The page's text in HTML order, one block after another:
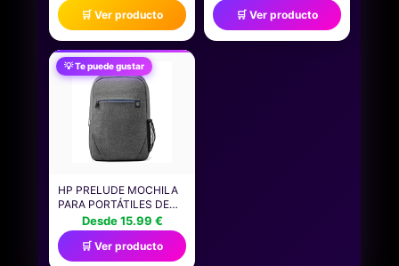
🛒 Ver producto
VÁLVULA DE AJUSTE
PARA EL PASO DEL
AGUA
🛒 Ver producto
💡 Te puede gustar
HP PRELUDE MOCHILA
PARA PORTÁTILES DE
HASTA 15,6" - (TEJIDO
RESISTENTE AL AGUA,
BOLSILLO PROTECTOR
ACOLCHADO,
Desde 15.99 €
🛒 Ver producto